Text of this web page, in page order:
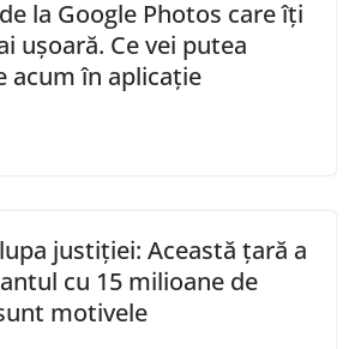
la Google Photos care îți
ușoară. Ce vei putea
acum în aplicație
justiției: Această țară a
cu 15 milioane de
motivele